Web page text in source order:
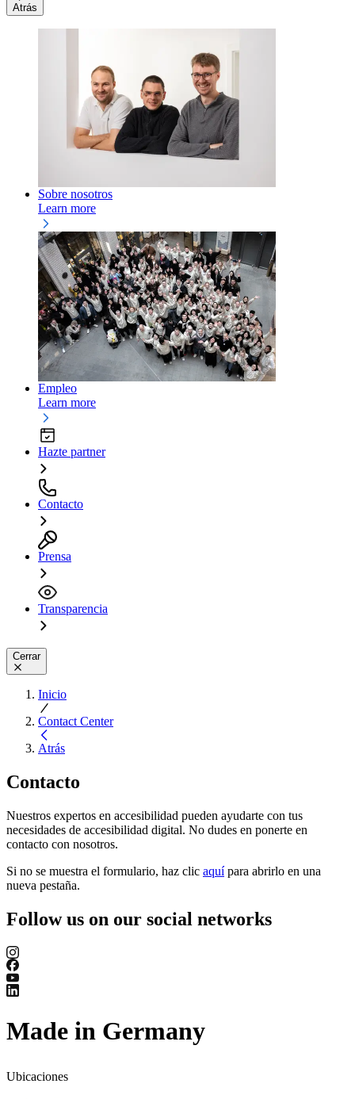
Atrás
Sobre nosotros
Learn more
Empleo
Learn more
Hazte partner
Contacto
Prensa
Transparencia
Cerrar
Inicio
Contact Center
Atrás
Contacto
Nuestros expertos en accesibilidad pueden ayudarte con tus
necesidades de accesibilidad digital. No dudes en ponerte en
contacto con nosotros.
Si no se muestra el formulario, haz clic aquípara abrirlo en una
nueva pestaña.
Follow us on our social networks
Made in Germany
Ubicaciones